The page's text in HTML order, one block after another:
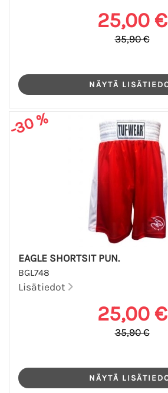
25,00 €
35,90 €
-30 %
EAGLE SHORTSIT PUN.
BGL748
Lisätiedot
25,00 €
35,90 €